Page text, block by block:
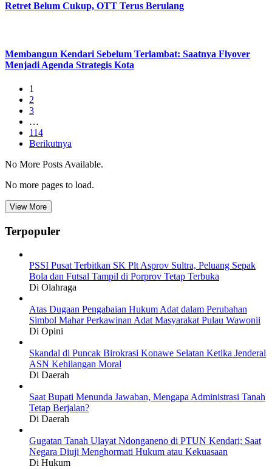
Retret Belum Cukup, OTT Terus Berulang
Membangun Kendari Sebelum Terlambat: Saatnya Flyover
Menjadi Agenda Strategis Kota
1
2
3
…
114
Berikutnya
No More Posts Available.
No more pages to load.
View More
Terpopuler
PSSI Pusat Terbitkan SK Plt Asprov Sultra, Peluang Sepak
Bola dan Futsal Tampil di Porprov Tetap Terbuka
Di Olahraga
Atas Dugaan Pengabaian Hukum Adat dalam Perubahan
Simbol Mahar Perkawinan Adat Masyarakat Pulau Wawonii
Di Opini
Skandal di Puncak Birokrasi Konawe Selatan Ketika Jenderal
ASN Kehilangan Moral
Di Daerah
Saat Bupati Menunda Jawaban, Mengapa Administrasi Tanah
Tetap Berjalan?
Di Daerah
Gugatan Tanah Ulayat Ndonganeno di PTUN Kendari; Saat
Negara Diuji Menghormati Hukum atau Kekuasaan
Di Hukum